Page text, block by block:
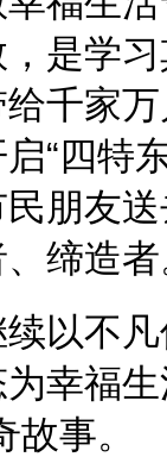
是学
千家
“四特
朋友
缔造
以不
幸福
事。